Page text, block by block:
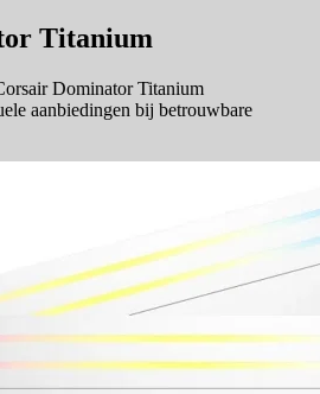
Titanium
Dominator Titanium
aanbiedingen bij betrouwbare